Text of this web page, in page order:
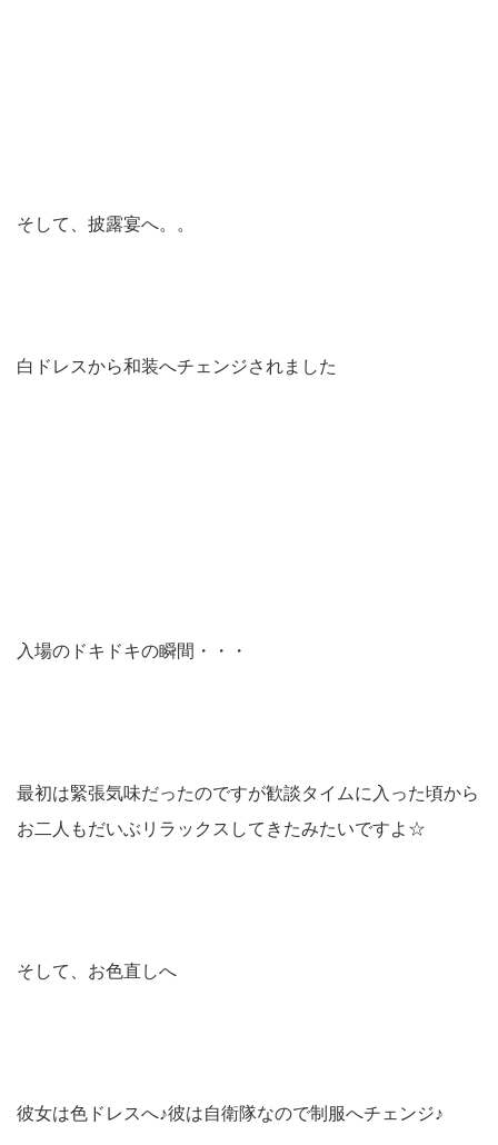
そして、披露宴へ。。
白ドレスから和装へチェンジされました
入場のドキドキの瞬間・・・
最初は緊張気味だったのですが歓談タイムに入った頃から
お二人もだいぶリラックスしてきたみたいですよ☆
そして、お色直しへ
彼女は色ドレスへ♪彼は自衛隊なので制服へチェンジ♪